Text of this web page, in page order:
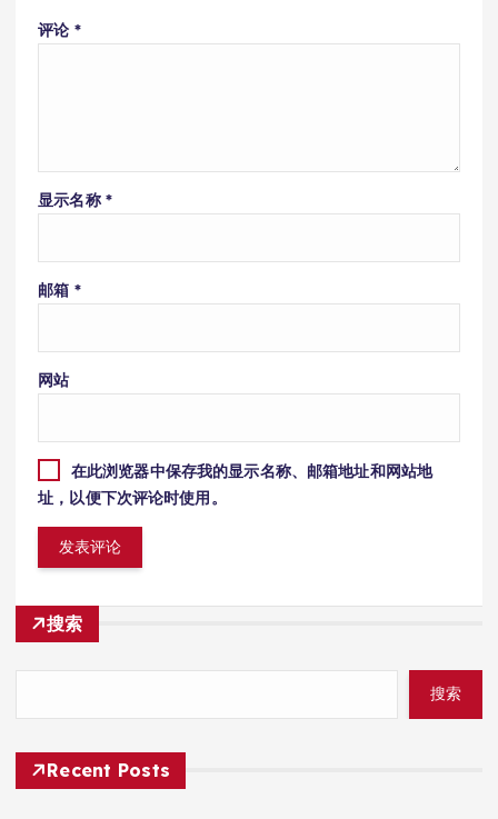
评论 *
显示名称 *
邮箱 *
网站
在此浏览器中保存我的显示名称、邮箱地址和网站地
址，以便下次评论时使用。
搜索
搜索
Recent Posts